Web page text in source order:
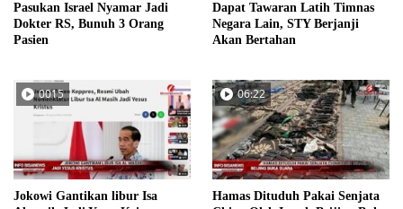
Pasukan Israel Nyamar Jadi
Dokter RS, Bunuh 3 Orang
Pasien
Dapat Tawaran Latih Timnas
Negara Lain, STY Berjanji
Akan Bertahan
0015
Jokowi Gantikan libur Isa
06:22
Hamas Dituduh Pakai Senjata